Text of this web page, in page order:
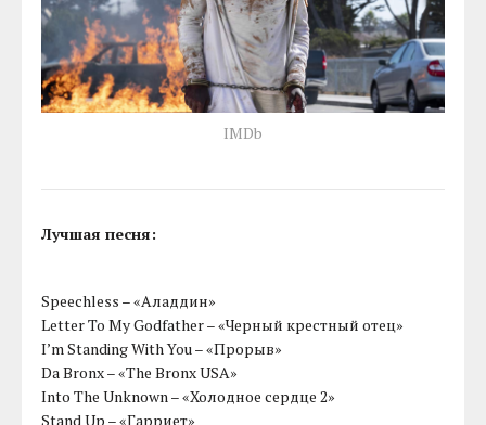
IMDb
Лучшая песня:
Speechless – «Аладдин»
Letter To My Godfather – «Черный крестный отец»
I’m Standing With You – «Прорыв»
Da Bronx – «The Bronx USA»
Into The Unknown – «Холодное сердце 2»
Stand Up – «Гарриет»